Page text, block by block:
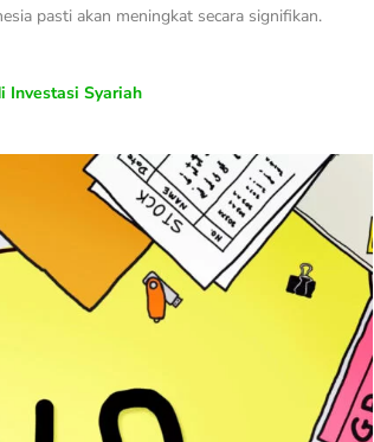
pasti akan meningkat secara signifikan.
Investasi Syariah